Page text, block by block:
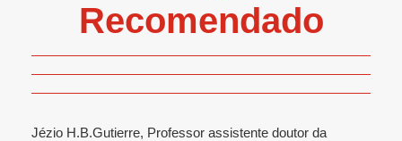
Recomendado
Jézio H.B.Gutierre, Professor assistente doutor da